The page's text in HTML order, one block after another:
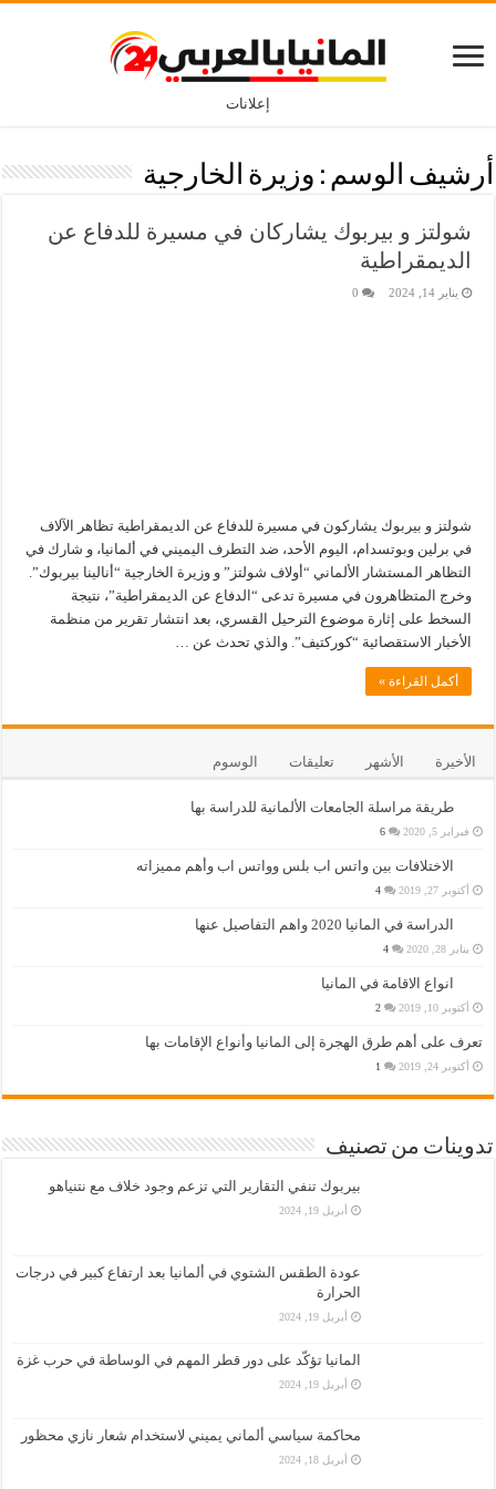
إعلانات
أرشيف الوسم : وزيرة الخارجية
شولتز و بيربوك يشاركان في مسيرة للدفاع عن
الديمقراطية
يناير 14, 2024 0
شولتز و بيربوك يشاركون في مسيرة للدفاع عن الديمقراطية تظاهر الآلاف
في برلين وبوتسدام، اليوم الأحد، ضد التطرف اليميني في ألمانيا، و شارك في
التظاهر المستشار الألماني “أولاف شولتز” و وزيرة الخارجية “أنالينا بيربوك”.
وخرج المتظاهرون في مسيرة تدعى “الدفاع عن الديمقراطية”، نتيجة
السخط على إثارة موضوع الترحيل القسري، بعد انتشار تقرير من منظمة
الأخبار الاستقصائية “كوركتيف”. والذي تحدث عن …
أكمل القراءة »
الأخيرة الأشهر تعليقات الوسوم
طريقة مراسلة الجامعات الألمانية للدراسة بها
فبراير 5, 2020 6
الاختلافات بين واتس اب بلس وواتس اب وأهم مميزاته
أكتوبر 27, 2019 4
الدراسة في المانيا 2020 واهم التفاصيل عنها
يناير 28, 2020 4
انواع الاقامة في المانيا
أكتوبر 10, 2019 2
تعرف على أهم طرق الهجرة إلى المانيا وأنواع الإقامات بها
أكتوبر 24, 2019 1
تدوينات من تصنيف
بيربوك تنفي التقارير التي تزعم وجود خلاف مع نتنياهو
أبريل 19, 2024
عودة الطقس الشتوي في ألمانيا بعد ارتفاع كبير في درجات
الحرارة
أبريل 19, 2024
المانيا تؤكّد على دور قطر المهم في الوساطة في حرب غزة
أبريل 19, 2024
محاكمة سياسي ألماني يميني لاستخدام شعار نازي محظور
أبريل 18, 2024